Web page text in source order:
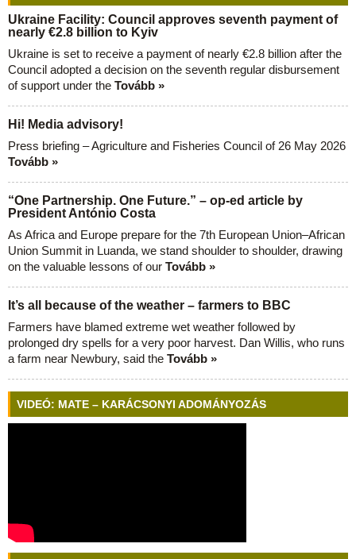
Ukraine Facility: Council approves seventh payment of
nearly €2.8 billion to Kyiv
Ukraine is set to receive a payment of nearly €2.8 billion after the
Council adopted a decision on the seventh regular disbursement
of support under the Tovább »
Hi! Media advisory!
Press briefing – Agriculture and Fisheries Council of 26 May 2026
Tovább »
“One Partnership. One Future.” – op-ed article by
President António Costa
As Africa and Europe prepare for the 7th European Union–African
Union Summit in Luanda, we stand shoulder to shoulder, drawing
on the valuable lessons of our Tovább »
It’s all because of the weather – farmers to BBC
Farmers have blamed extreme wet weather followed by
prolonged dry spells for a very poor harvest. Dan Willis, who runs
a farm near Newbury, said the Tovább »
VIDEÓ: MATE – KARÁCSONYI ADOMÁNYOZÁS